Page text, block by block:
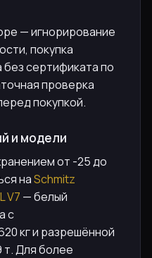
— игнорирование
покупка
без сертификата по
проверка
покупкой.
и модели
от -25 до
наSchmitz
V7 — белый
с
кг и разрешённой
т. Для более